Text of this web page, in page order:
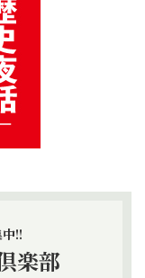
!!
楽部